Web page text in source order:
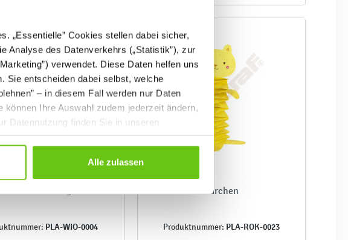
„Essentielle” Cookies stellen dabei sicher,
Analyse des Datenverkehrs („Statistik”), zur
verwendet. Diese Daten helfen uns
Sie entscheiden dabei selbst, welche
– in diesem Fall werden nur Daten
Ihre Auswahl zudem jederzeit ändern,
Datennutzung finden Sie in unseren
Alle zulassen
PLA-WIO-0004
Bärchen
Produktnummer: PLA-ROK-0023